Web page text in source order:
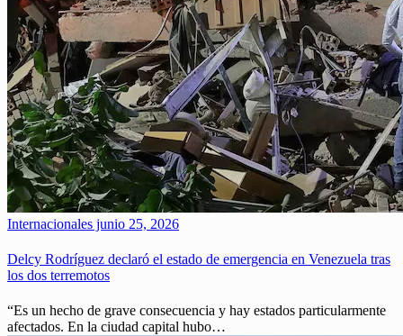
Internacionales junio 25, 2026
Delcy Rodríguez declaró el estado de emergencia en Venezuela tras
los dos terremotos
“Es un hecho de grave consecuencia y hay estados particularmente
afectados. En la ciudad capital hubo…